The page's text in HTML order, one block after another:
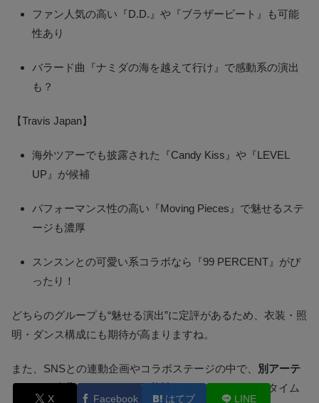
ファン人気の高い『D.D.』や『ブラザービート』も可能
性あり
バラード曲『ナミダの海を越えて行け』で感動系の演出
も？
【Travis Japan】
海外ツアーでも披露された『Candy Kiss』や『LEVEL
UP』が候補
パフォーマンス性の高い『Moving Pieces』で魅せるステ
ージも濃厚
スンスンとの可愛い系コラボなら『99 PERCENT』がぴ
ったり！
どちらのグループも“魅せる演出”に定評があるため、衣装・照
明・ダンス構成にも期待が高まりますね。
また、SNSとの連動企画やコラボステージの中で、
別アーテ
ィストの楽曲をカバーする可能性
もあるため、リアルタイム
X Facebook はてブ LINE